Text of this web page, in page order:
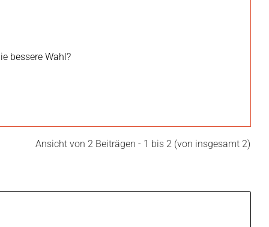
bessere Wahl?
Ansicht von 2 Beiträgen - 1 bis 2 (von insgesamt 2)